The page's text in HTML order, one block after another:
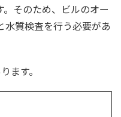
そのため、ビルのオー
水質検査を行う必要があ
ます。